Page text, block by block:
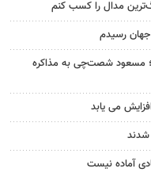
مدال را کسب کنم
رسیدم
مسعود شصت‌چی به مذاکره
شدند
آماده نیست